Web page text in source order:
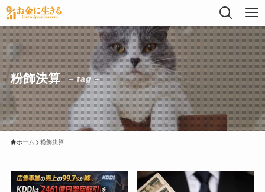
粉飾決算 – tag –
ホーム 粉飾決算